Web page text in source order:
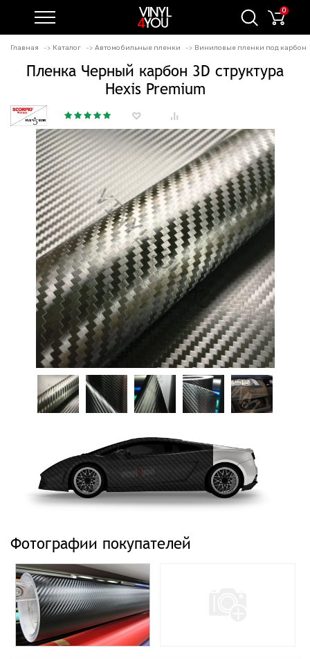
0
Главная Каталог Автомобильные пленки Виниловые пленки под карбон
Пленка Черный карбон 3D структура
Hexis Premium
Фотографии покупателей